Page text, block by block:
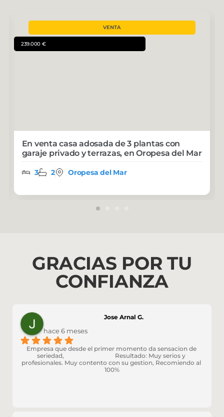
VENTA
239.000 €
En venta casa adosada de 3 plantas con
garaje privado y terrazas, en Oropesa del Mar
3 2 Oropesa del Mar
GRACIAS POR TU
CONFIANZA
Jose Arnal G.
hace 6 meses
Empresa que desde el primer momento da sensacion de
seriedad,                                  Resultado: Muy serios y
profesionales. Muy contento con su gestion, Recomiendo al
100%